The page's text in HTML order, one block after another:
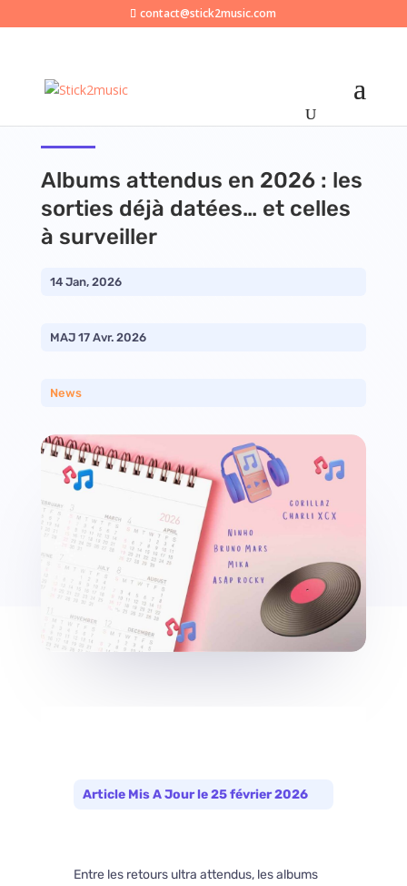
contact@stick2music.com
Albums attendus en 2026 : les
sorties déjà datées… et celles
à surveiller
14 Jan, 2026
MAJ 17 Avr. 2026
News
Article Mis A Jour le 25 février 2026
Entre les retours ultra attendus, les albums